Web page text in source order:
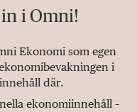
i Omni!
Ekonomi som egen
i
där.
ekonomiinnehåll –